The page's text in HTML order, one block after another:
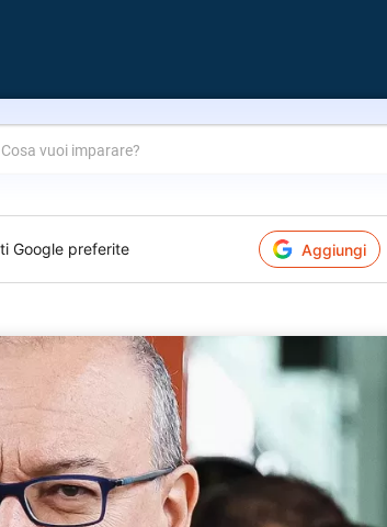
Google preferite Aggiungi